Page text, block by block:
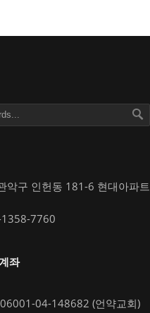
악구 인헌동 181-6 현대아파트
7760
좌
04-148682 (언약교회)